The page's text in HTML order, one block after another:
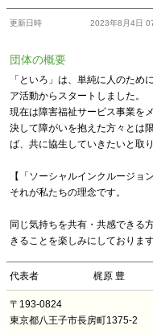
更新日時 2023年8月4日
団体の概要
「といろ」は、単純に人のため
ア活動からスタートしました。
現在は障害福祉サービス事業を
決して障がいを抱えた方々とは
ば、共に協生していきたいと取
【「ソーシャルインクルージョ
それが私たちの理念です。
同じ気持ちを共有・共感できる
きることを楽しみにしております
代表者 梶原 豊
〒193-0824
東京都八王子市長房町1375-2